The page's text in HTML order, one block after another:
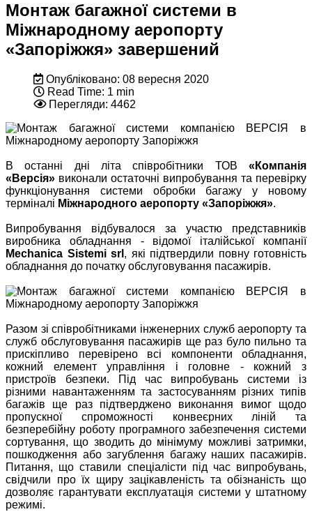
Монтаж багажної системи в
Міжнародному аеропорту
«Запоріжжя» завершений
Опубліковано: 08 вересня 2020
Read Time: 1 min
Перегляди: 4462
В останні дні літа співробітники ТОВ «Компанія
«Версія» виконали остаточні випробування та перевірку
функціонування системи обробки багажу у новому
терміналі Міжнародного аеропорту «Запоріжжя».
Випробування відбувалося за участю представників
виробника обладнання - відомої італійської компанії
Mechanica Sistemi srl , які підтвердили повну готовність
обладнання до початку обслуговування пасажирів.
Разом зі співробітниками інженерних служб аеропорту та
служб обслуговування пасажирів ще раз було пильно та
прискіпливо перевірено всі компоненти обладнання,
кожний елемент управління і головне - кожний з
пристроїв безпеки. Під час випробувань системи із
різними навантаженням та застосуванням різних типів
багажів ще раз підтверджено виконання вимог щодо
пропускної спроможності конвеєрних ліній та
безперебійну роботу програмного забезпечення системи
сортування, що зводить до мінімуму можливі затримки,
пошкодження або загублення багажу наших пасажирів.
Питання, що ставили спеціалісти під час випробувань,
свідчили про їх щиру зацікавленість та обізнаність що
дозволяє гарантувати експлуатація системи у штатному
режимі.